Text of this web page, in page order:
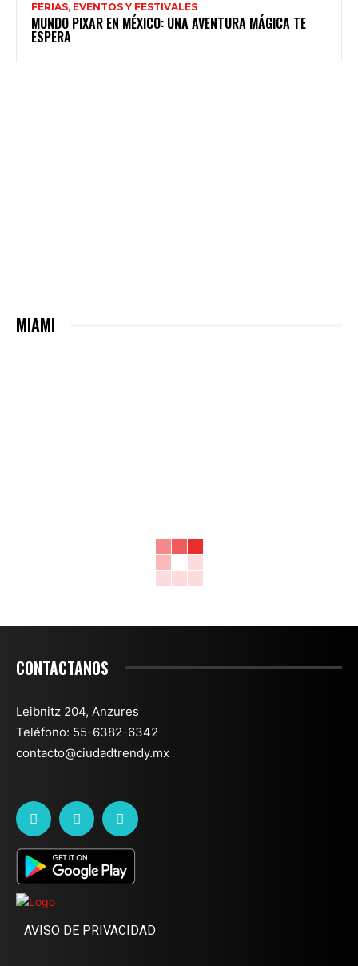
FERIAS, EVENTOS Y FESTIVALES
MUNDO PIXAR EN MÉXICO: UNA AVENTURA MÁGICA TE
ESPERA
MIAMI
CONTACTANOS
Leibnitz 204, Anzures
Teléfono: 55-6382-6342
contacto@ciudadtrendy.mx
AVISO DE PRIVACIDAD